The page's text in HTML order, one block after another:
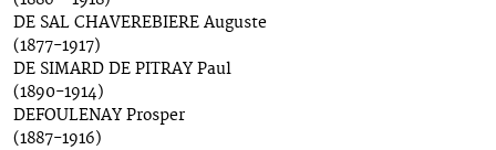
DE SAL CHAVEREBIERE Auguste
(1877-1917)
DE SIMARD DE PITRAY Paul
(1890-1914)
DEFOULENAY Prosper
(1887-1916)